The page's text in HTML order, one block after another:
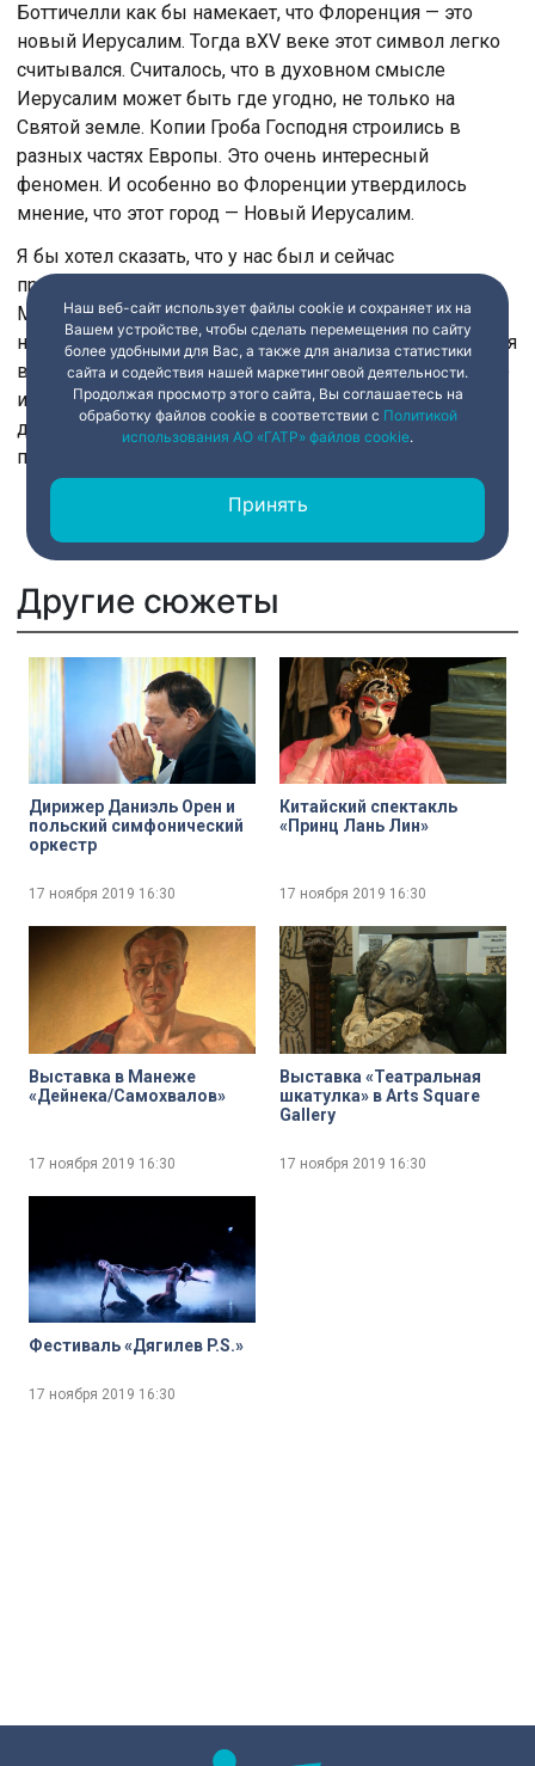
Боттичелли как бы намекает, что Флоренция — это
новый Иерусалим. Тогда вXV веке этот символ легко
считывался. Считалось, что в духовном смысле
Иерусалим может быть где угодно, не только на
Святой земле. Копии Гроба Господня строились в
разных частях Европы. Это очень интересный
феномен. И особенно во Флоренции утвердилось
мнение, что этот город — Новый Иерусалим.
Я бы хотел сказать, что у нас был и сейчас
продолжается великолепный опыт сотрудничества с
Михаилом Борисовичем Пиотровским. Представлять
нашу картину в Эрмитаже — великая привилегия. А для
всех, кто меня сейчас видит, хочу сказать: обязательно
идите в Эрмитаж, увидеть своими глазами «Мадонну
делла Лоджиа» Боттичелли. Ну и как-нибудь
приезжайте в отпуск к нам во Флоренцию».
Другие сюжеты
Дирижер Даниэль Орен и
польский симфонический
оркестр
17 ноября 2019 16:30
Китайский спектакль
«Принц Лань Лин»
17 ноября 2019 16:30
Выставка в Манеже
«Дейнека/Самохвалов»
17 ноября 2019 16:30
Выставка «Театральная
шкатулка» в Arts Square
Gallery
17 ноября 2019 16:30
Фестиваль «Дягилев P.S.»
17 ноября 2019 16:30
Наш веб-сайт использует файлы cookie и сохраняет их на
Вашем устройстве, чтобы сделать перемещения по сайту
более удобными для Вас, а также для анализа статистики
сайта и содействия нашей маркетинговой деятельности.
Продолжая просмотр этого сайта, Вы соглашаетесь на
обработку файлов cookie в соответствии с Политикой
использования АО «ГАТР» файлов cookie.
Принять